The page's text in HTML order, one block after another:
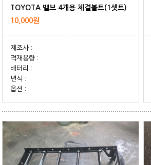
TOYOTA 밸브 4개용 체결볼트(1셋트)
10,000원
제조사 :
적재용량 :
배터리 :
년식 :
옵션 :